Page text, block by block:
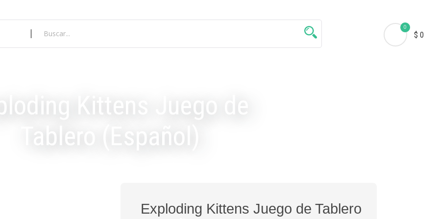
0
$ 0
Kittens Juego de
Tablero (Español)
Exploding Kittens Juego de Tablero